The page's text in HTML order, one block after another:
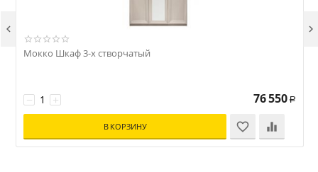
Мокко Шкаф 3-х створчатый
+
− 76 550 Р
В КОРЗИНУ
 